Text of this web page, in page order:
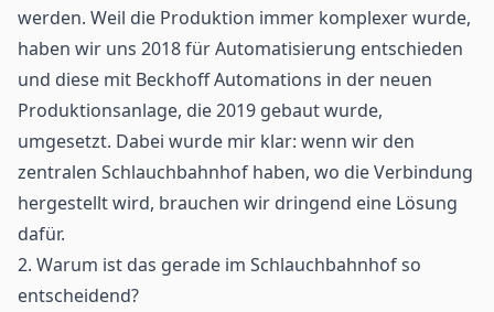
werden. Weil die Produktion immer komplexer wurde,
haben wir uns 2018 für Automatisierung entschieden
und diese mit Beckhoff Automations in der neuen
Produktionsanlage, die 2019 gebaut wurde,
umgesetzt. Dabei wurde mir klar: wenn wir den
zentralen Schlauchbahnhof haben, wo die Verbindung
hergestellt wird, brauchen wir dringend eine Lösung
dafür.
2. Warum ist das gerade im Schlauchbahnhof so
entscheidend?